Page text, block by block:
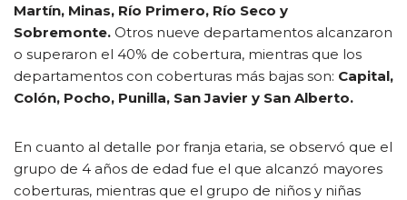
Martín, Minas, Río Primero, Río Seco y
Sobremonte. Otros nueve departamentos alcanzaron
o superaron el 40% de cobertura, mientras que los
departamentos con coberturas más bajas son: Capital,
Colón, Pocho, Punilla, San Javier y San Alberto.
En cuanto al detalle por franja etaria, se observó que el
grupo de 4 años de edad fue el que alcanzó mayores
coberturas, mientras que el grupo de niños y niñas